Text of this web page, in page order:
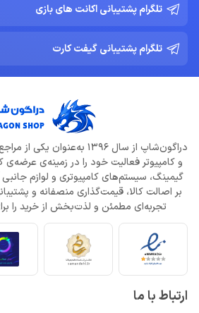
تلگرام پشتیبانی اکانت های بازی
تلگرام پشتیبانی گیفت کارت
دراگون‌شاپ از سال 1396
و کامپیوتر فعالیت خود را در زمینه‌ی
گیمینگ، سیستم‌های کامپیوتری و لوازم جانبی
بر اصالت کالا، قیمت‌گذاری منصفانه و
تجربه‌ای مطمئن و لذت‌بخش از خرید را
ارتباط با ما